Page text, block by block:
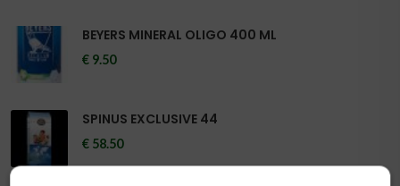
BEYERS MINERAL OLIGO 400 ML
€ 9.50
SPINUS EXCLUSIVE 44
€ 58.50